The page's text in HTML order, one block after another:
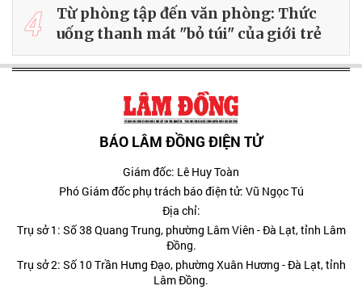
4
Từ phòng tập đến văn phòng: Thức
uống thanh mát "bỏ túi" của giới trẻ
BÁO LÂM ĐỒNG ĐIỆN TỬ
Giám đốc: Lê Huy Toàn
Phó Giám đốc phụ trách báo điện tử: Vũ Ngọc Tú
Địa chỉ:
Trụ sở 1: Số 38 Quang Trung, phường Lâm Viên - Đà Lạt, tỉnh Lâm
Đồng.
Trụ sở 2: Số 10 Trần Hưng Đạo, phường Xuân Hương - Đà Lạt, tỉnh
Lâm Đồng.